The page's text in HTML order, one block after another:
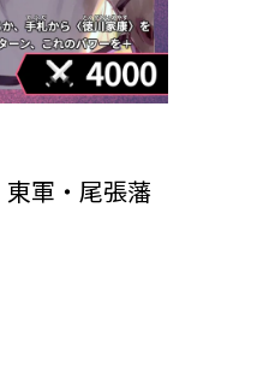
軍・尾張藩